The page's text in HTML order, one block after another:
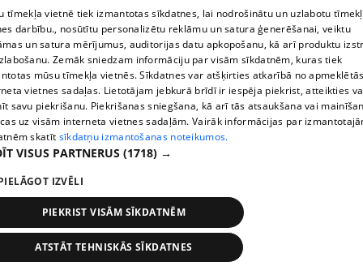
Komentāru pievienošana
TV programma
Līguma noteikumi
360 Ziņu kontakti
Helio Media
Portāla palīdzības dienests: e-pasts -
All rights reserved.
Ziņas Meklēt 1188 play
tīmekļa vietnē tiek izmantotas sīkdatnes, lai nodrošinātu un uzlabotu
darbību., nosūtītu personalizētu reklāmu un satura ģenerēšanai, veiktu
un satura mērījumus, auditorijas datu apkopošanu, kā arī produktu
Zemāk sniedzam informāciju par visām sīkdatnēm, kuras tiek
mūsu tīmekļa vietnēs. Sīkdatnes var atšķirties atkarībā no
vietnes sadaļas. Lietotājam jebkurā brīdī ir iespēja piekrist, atteikties
savu piekrišanu. Piekrišanas sniegšana, kā arī tās atsaukšana vai
uz visām interneta vietnes sadaļām. Vairāk informācijas par
skatīt sīkdatņu izmantošanas noteikumos.
VISUS PARTNERUS (1718) →
IZVĒLI
PIEKRIST VISĀM SĪKDATNĒM
ATSTĀT TEHNISKĀS SĪKDATNES